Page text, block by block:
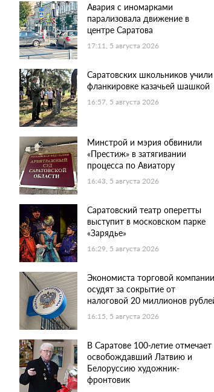
Авария с иномарками
парализовала движение в
центре Саратова
17:11, 5 августа 2026
Саратовских школьников учили
фланкировке казачьей шашкой
16:57, 5 августа 2026
Минстрой и мэрия обвинили
«Престиж» в затягивании
процесса по Авиатору
16:43, 5 августа 2026
Саратовский театр оперетты
выступит в московском парке
«Зарядье»
16:29, 5 августа 2026
Экономиста торговой компании
осудят за сокрытие от
налоговой 20 миллионов
16:15, 5 августа 2026
В Саратове 100-летие отмечает
освобождавший Латвию и
Белоруссию художник-
фронтовик